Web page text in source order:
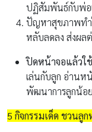
ปฏิสัมพันธ์กับพ่อ
ปัญหาสุขภาพทำ
หลับลดลง ส่งผล
ปิดหน้าจอแล้วใ
เล่นกับลูก อ่านห
พัฒนาการลูกน้อ
5 กิจกรรมเด็ด ชวนลูก